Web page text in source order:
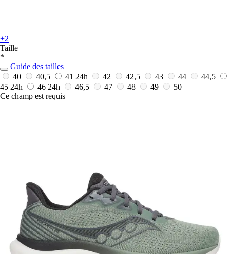
+2
Taille
*
Guide des tailles
40
40,5 41 24h 42 42,5 43 44
44,5
45 24h 46 24h 46,5 47 48 49
50
Ce champ est requis